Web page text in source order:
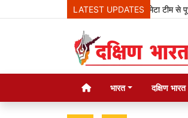
LATEST UPDATESमेटा टीम से पूछ
भारत दक्षिण भारत